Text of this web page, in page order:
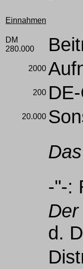
Einnahmen
DM
280.000
2000
200
20.000
-"-:
d.